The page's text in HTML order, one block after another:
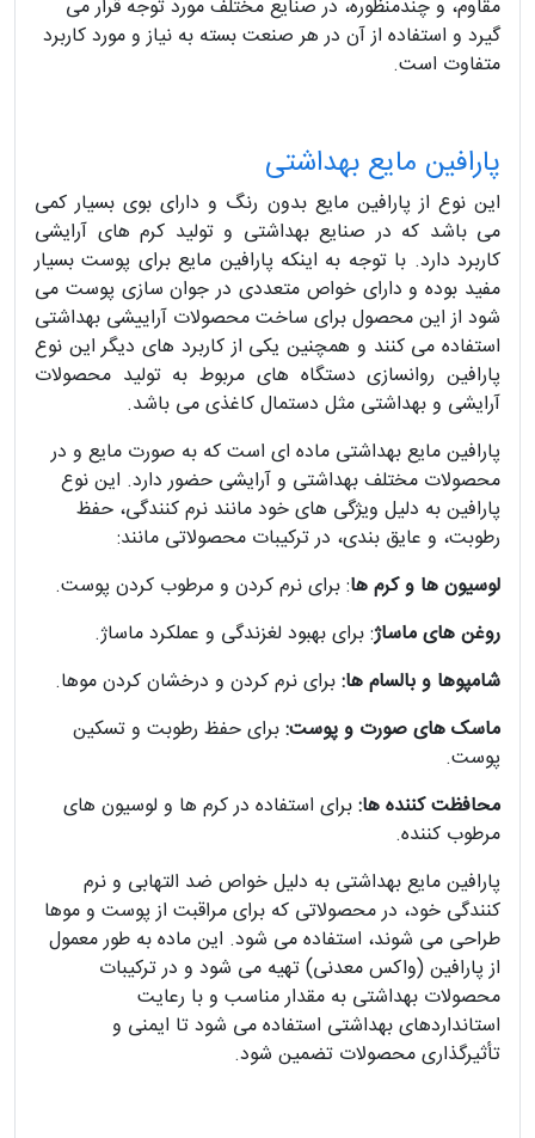
مقاوم، و چندمنظوره، در صنایع مختلف مورد توجه قرار می
گیرد و استفاده از آن در هر صنعت بسته به نیاز و مورد کاربرد
متفاوت است.
پارافین مایع بهداشتی
این نوع از پارافین مایع بدون رنگ و دارای بوی بسیار کمی
می باشد که در صنایع بهداشتی و تولید کرم های آرایشی
کاربرد دارد. با توجه به اینکه پارافین مایع برای پوست بسیار
مفید بوده و دارای خواص متعددی در جوان سازی پوست می
شود از این محصول برای ساخت محصولات آراییشی بهداشتی
استفاده می کنند و همچنین یکی از کاربرد های دیگر این نوع
پارافین روانسازی دستگاه های مربوط به تولید محصولات
آرایشی و بهداشتی مثل دستمال کاغذی می باشد.
پارافین مایع بهداشتی ماده ای است که به صورت مایع و در
محصولات مختلف بهداشتی و آرایشی حضور دارد. این نوع
پارافین به دلیل ویژگی های خود مانند نرم کنندگی، حفظ
رطوبت، و عایق بندی، در ترکیبات محصولاتی مانند:
لوسیون ها و کرم ها: برای نرم کردن و مرطوب کردن پوست.
روغن های ماساژ: برای بهبود لغزندگی و عملکرد ماساژ.
شامپوها و بالسام ها:برای نرم کردن و درخشان کردن موها.
ماسک های صورت و پوست:برای حفظ رطوبت و تسکین
پوست.
محافظت کننده ها:برای استفاده در کرم ها و لوسیون های
مرطوب کننده.
پارافین مایع بهداشتی به دلیل خواص ضد التهابی و نرم
کنندگی خود، در محصولاتی که برای مراقبت از پوست و موها
طراحی می شوند، استفاده می شود. این ماده به طور معمول
از پارافین (واکس معدنی) تهیه می شود و در ترکیبات
محصولات بهداشتی به مقدار مناسب و با رعایت
استانداردهای بهداشتی استفاده می شود تا ایمنی و
تأثیرگذاری محصولات تضمین شود.